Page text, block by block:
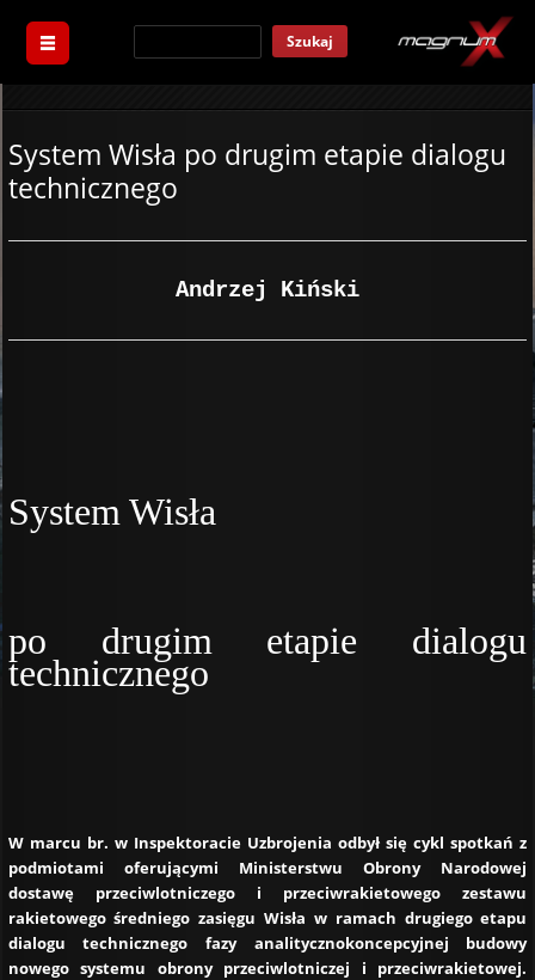
Szukaj
System Wisła po drugim etapie dialogu
technicznego
Andrzej Kiński
System Wisła
po drugim etapie dialogu
technicznego
W marcu br. w Inspektoracie Uzbrojenia odbył się cykl spotkań z
podmiotami oferującymi Ministerstwu Obrony Narodowej
dostawę przeciwlotniczego i przeciwrakietowego zestawu
rakietowego średniego zasięgu Wisła w ramach drugiego etapu
dialogu technicznego fazy analitycznokoncepcyjnej budowy
nowego systemu obrony przeciwlotniczej i przeciwrakietowej.